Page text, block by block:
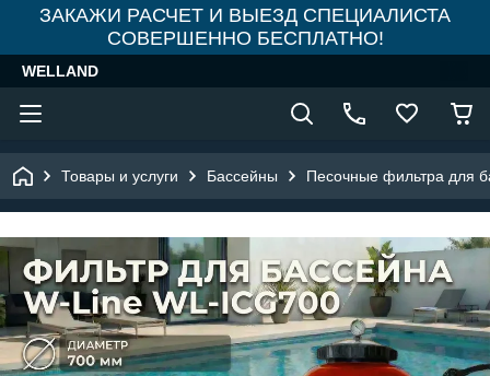
ЗАКАЖИ РАСЧЕТ И ВЫЕЗД СПЕЦИАЛИСТА
СОВЕРШЕННО БЕСПЛАТНО!
WELLAND
Товары и услуги Бассейны Песочные фильтра для